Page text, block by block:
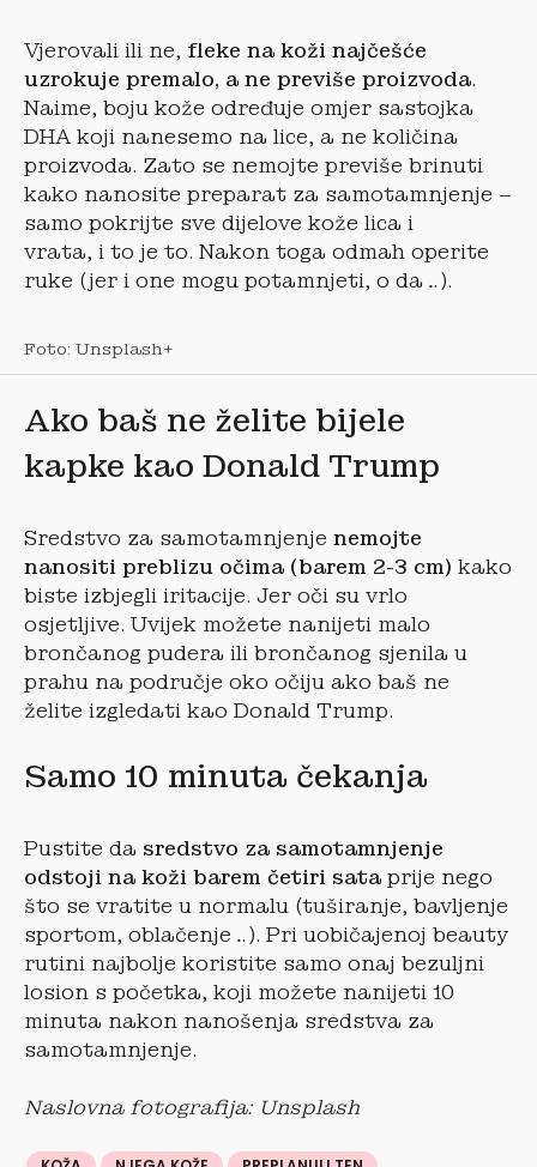
Vjerovali ili ne, fleke na koži najčešće
uzrokuje premalo, a ne previše proizvoda.
Naime, boju kože određuje omjer sastojka
DHA koji nanesemo na lice, a ne količina
proizvoda. Zato se nemojte previše brinuti
kako nanosite preparat za samotamnjenje –
samo pokrijte sve dijelove kože lica i
vrata, i to je to. Nakon toga odmah operite
ruke (jer i one mogu potamnjeti, o da…).
Foto: Unsplash+
Ako baš ne želite bijele
kapke kao Donald Trump
Sredstvo za samotamnjenje nemojte
nanositi preblizu očima (barem 2-3 cm) kako
biste izbjegli iritacije. Jer oči su vrlo
osjetljive. Uvijek možete nanijeti malo
brončanog pudera ili brončanog sjenila u
prahu na područje oko očiju ako baš ne
želite izgledati kao Donald Trump.
Samo 10 minuta čekanja
Pustite da sredstvo za samotamnjenje
odstoji na koži barem četiri sata prije nego
što se vratite u normalu (tuširanje, bavljenje
sportom, oblačenje…). Pri uobičajenoj beauty
rutini najbolje koristite samo onaj bezuljni
losion s početka, koji možete nanijeti 10
minuta nakon nanošenja sredstva za
samotamnjenje.
Naslovna fotografija: Unsplash